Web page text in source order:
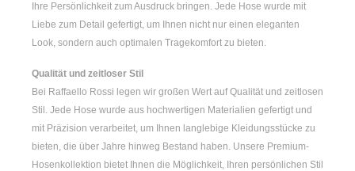
Ihre Persönlichkeit zum Ausdruck bringen. Jede Hose wurde mit
Liebe zum Detail gefertigt, um Ihnen nicht nur einen eleganten
Look, sondern auch optimalen Tragekomfort zu bieten.
Qualität und zeitloser Stil
Bei Raffaello Rossi legen wir großen Wert auf Qualität und zeitlosen
Stil. Jede Hose wurde aus hochwertigen Materialien gefertigt und
mit Präzision verarbeitet, um Ihnen langlebige Kleidungsstücke zu
bieten, die über Jahre hinweg Bestand haben. Unsere Premium-
Hosenkollektion bietet Ihnen die Möglichkeit, Ihren persönlichen Stil